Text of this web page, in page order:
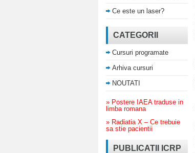
Ce este un laser?
CATEGORII
Cursuri programate
Arhiva cursuri
NOUTATI
» Postere IAEA traduse in
limba romana
» Radiatia X – Ce trebuie
sa stie pacientii
PUBLICATII ICRP